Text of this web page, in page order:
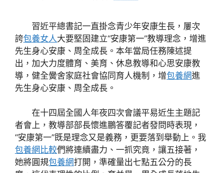
習近平總書記一直掛念青少年安康生長，屢次
誇包養女人大要堅固建立“安康第一”教導理念，增進
先生身心安康、周全成長。本年當局任務陳述提
出，加大力度體育、美育、休息教導和心思安康教
導，健全黌舍家庭社會協同育人機制，增包養網進
先生身心安康、周全成長。
在十四屆全國人年夜四次會議平易近生主題記
者會上，教導部部長懷進鵬答覆記者發問時表現，
“安康第一”既是理念又是義務，更要落到舉動上。我
包養網比較們將連續盡力、一抓究竟，讓五接著，
她將圓規包養網打開，準確量出七點五公分的長